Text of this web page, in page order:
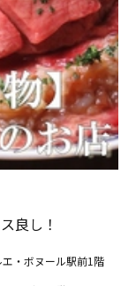
良し！
・ボヌール駅前1階